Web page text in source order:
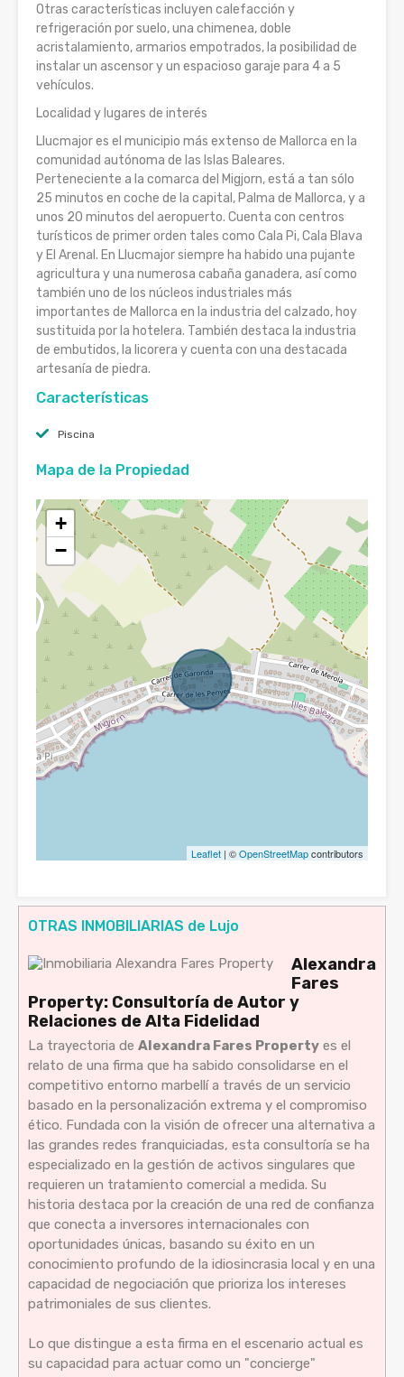
Otras características incluyen calefacción y
refrigeración por suelo, una chimenea, doble
acristalamiento, armarios empotrados, la posibilidad de
instalar un ascensor y un espacioso garaje para 4 a 5
vehículos.
Localidad y lugares de interés
Llucmajor es el municipio más extenso de Mallorca en la
comunidad autónoma de las Islas Baleares.
Perteneciente a la comarca del Migjorn, está a tan sólo
25 minutos en coche de la capital, Palma de Mallorca, y a
unos 20 minutos del aeropuerto. Cuenta con centros
turísticos de primer orden tales como Cala Pi, Cala Blava
y El Arenal. En Llucmajor siempre ha habido una pujante
agricultura y una numerosa cabaña ganadera, así como
también uno de los núcleos industriales más
importantes de Mallorca en la industria del calzado, hoy
sustituida por la hotelera. También destaca la industria
de embutidos, la licorera y cuenta con una destacada
artesanía de piedra.
Características
Piscina
Mapa de la Propiedad
+
−
Leaflet | ©OpenStreetMapcontributors
OTRAS INMOBILIARIAS de Lujo
Alexandra
Fares
Property: Consultoría de Autor y
Relaciones de Alta Fidelidad
La trayectoria de Alexandra Fares Property es el
relato de una firma que ha sabido consolidarse en el
competitivo entorno marbellí a través de un servicio
basado en la personalización extrema y el compromiso
ético. Fundada con la visión de ofrecer una alternativa a
las grandes redes franquiciadas, esta consultoría se ha
especializado en la gestión de activos singulares que
requieren un tratamiento comercial a medida. Su
historia destaca por la creación de una red de confianza
que conecta a inversores internacionales con
oportunidades únicas, basando su éxito en un
conocimiento profundo de la idiosincrasia local y en una
capacidad de negociación que prioriza los intereses
patrimoniales de sus clientes.
Lo que distingue a esta firma en el escenario actual es
su capacidad para actuar como un "concierge"